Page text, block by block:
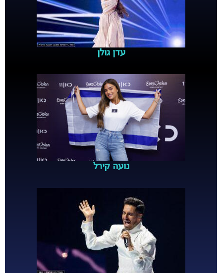
עדן גולן
נועה קירל